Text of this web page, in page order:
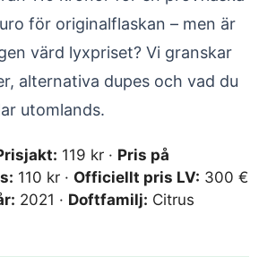
för originalflaskan – men är
värd lyxpriset? Vi granskar
alternativa dupes och vad du
utomlands.
119 kr · Pris på
110 kr · Officiellt pris LV: 300 €
2021 · Doftfamilj: Citrus